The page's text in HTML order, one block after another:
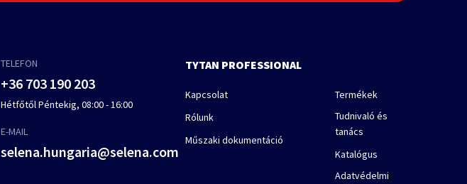
TELEFON
+36 703 190 203
Hétfőtől Péntekig, 08:00 - 16:00
E-MAIL
selena.hungaria@selena.com
TYTAN PROFESSIONAL
Kapcsolat
Rólunk
Műszaki dokumentáció
Termékek
Tudnivaló és
tanács
Katalógus
Adatvédelmi